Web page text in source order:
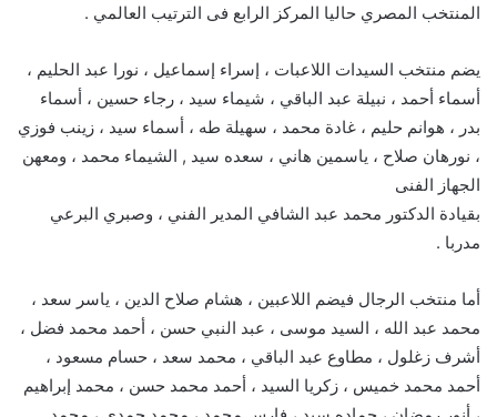
المنتخب المصري حاليا المركز الرابع فى الترتيب العالمي .
يضم منتخب السيدات اللاعبات ، إسراء إسماعيل ، نورا عبد الحليم ،
أسماء أحمد ، نبيلة عبد الباقي ، شيماء سيد ، رجاء حسين ، أسماء
بدر ، هوانم حليم ، غادة محمد ، سهيلة طه ، أسماء سيد ، زينب فوزي
، نورهان صلاح ، ياسمين هاني ، سعده سيد , الشيماء محمد ، ومعهن
الجهاز الفنى
بقيادة الدكتور محمد عبد الشافي المدير الفني ، وصبري البرعي
مدربا .
أما منتخب الرجال فيضم اللاعبين ، هشام صلاح الدين ، ياسر سعد ،
محمد عبد الله ، السيد موسى ، عبد النبي حسن ، أحمد محمد فضل ،
أشرف زغلول ، مطاوع عبد الباقي ، محمد سعد ، حسام مسعود ،
أحمد محمد خميس ، زكريا السيد ، أحمد محمد حسن ، محمد إبراهيم